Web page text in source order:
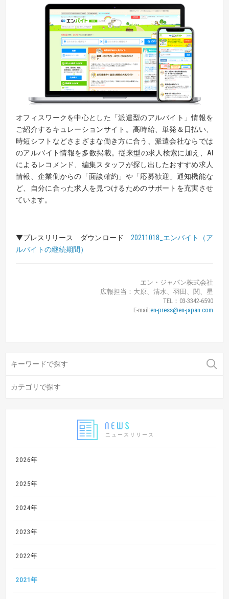
ニュースリリース
2026年
2025年
2024年
2023年
2022年
2021年
オフィスワークを中心とした「派遣型のアルバイト」情報を
ご紹介するキュレーションサイト。高時給、単発＆日払い、
時短シフトなどさまざまな働き方に合う、派遣会社ならでは
のアルバイト情報を多数掲載。従来型の求人検索に加え、AI
によるレコメンド、編集スタッフが探し出したおすすめ求人
情報、企業側からの「面談確約」や「応募歓迎」通知機能な
ど、自分に合った求人を見つけるためのサポートを充実させ
ています。
▼プレスリリース ダウンロード 20211018_エンバイト（ア
ルバイトの継続期間）
エン・ジャパン株式会社
広報担当：大原、清水、羽田、関、星
TEL：03-3342-6590
E-mail:en-press@en-japan.com